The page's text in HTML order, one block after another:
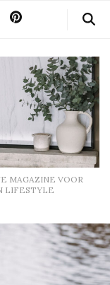
MAGAZINE VOOR
LIFESTYLE